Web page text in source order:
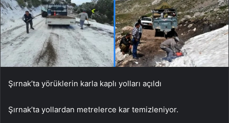
Şırnak’ta yörüklerin karla kaplı yolları açıldı
Şırnak’ta yollardan metrelerce kar temizleniyor.